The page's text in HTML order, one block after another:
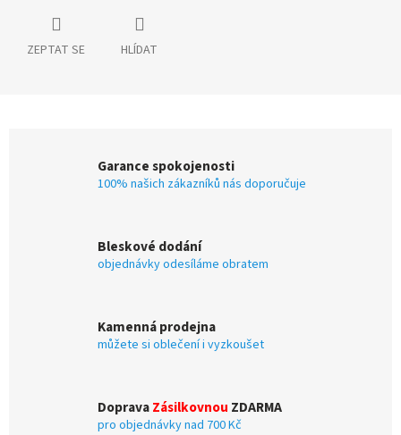
ZEPTAT SE HLÍDAT
Garance spokojenosti
100% našich zákazníků nás doporučuje
Bleskové dodání
objednávky odesíláme obratem
Kamenná prodejna
můžete si oblečení i vyzkoušet
DopravaZásilkovnou ZDARMA
pro objednávky nad 700 Kč